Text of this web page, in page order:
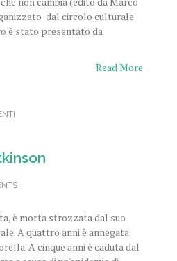
dal circolo culturale
è stato presentato da
Read More
è morta strozzata dal suo
A quattro anni è annegata
A cinque anni è caduta dal